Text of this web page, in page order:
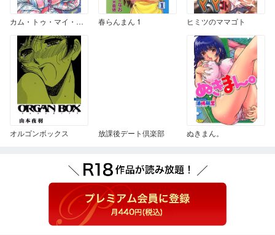
カム・トゥ・マイ・ベッド・サイド 春らんまん 1 ヒミツのママゴト
オルゴンボックス 放課後デート倶楽部 ぬきまん。